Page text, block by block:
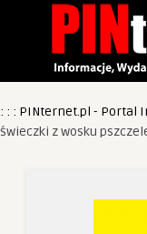
: : : PINternet.pl - Portal
świeczki z wosku